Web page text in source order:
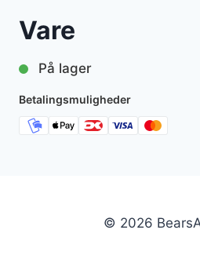
Vare
På lager
Betalingsmuligheder
© 2026